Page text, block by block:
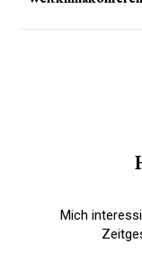
Mich